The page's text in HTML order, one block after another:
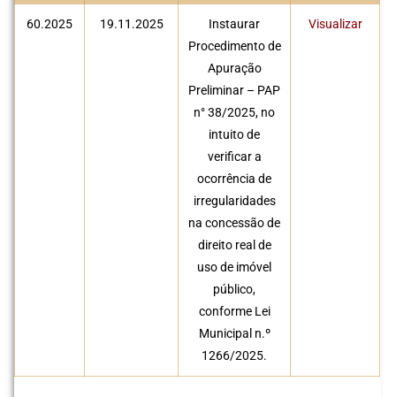
60.2025 19.11.2025
Instaurar
Procedimento de
Apuração
Preliminar – PAP
n° 38/2025, no
intuito de
verificar a
ocorrência de
irregularidades
na concessão de
direito real de
uso de imóvel
público,
conforme Lei
Municipal n.º
1266/2025.
Visualizar